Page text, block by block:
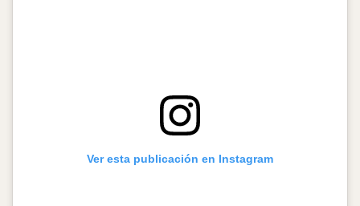
Ver esta publicación en Instagram